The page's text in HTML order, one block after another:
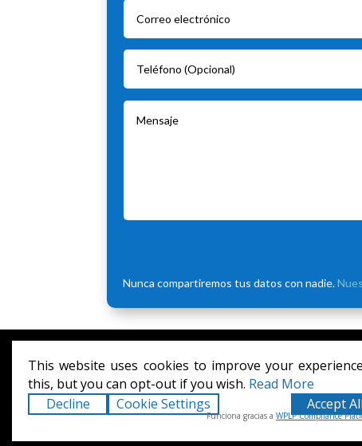
Nunca compartiremos tus datos con nadie.
This website uses cookies to improve your
this, but you can opt-out if you wish. Read More
Decline
Cookie Settings Accept All
Funciona gracias a WPLP Compliance